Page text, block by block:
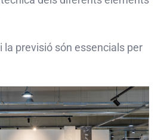
la previsió són essencials per